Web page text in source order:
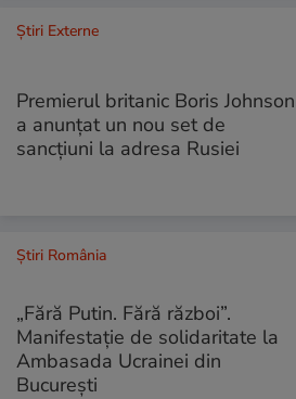
Știri Externe
Premierul britanic Boris Johnson
a anunțat un nou set de
sancțiuni la adresa Rusiei
Știri România
„Fără Putin. Fără război”.
Manifestație de solidaritate la
Ambasada Ucrainei din
București